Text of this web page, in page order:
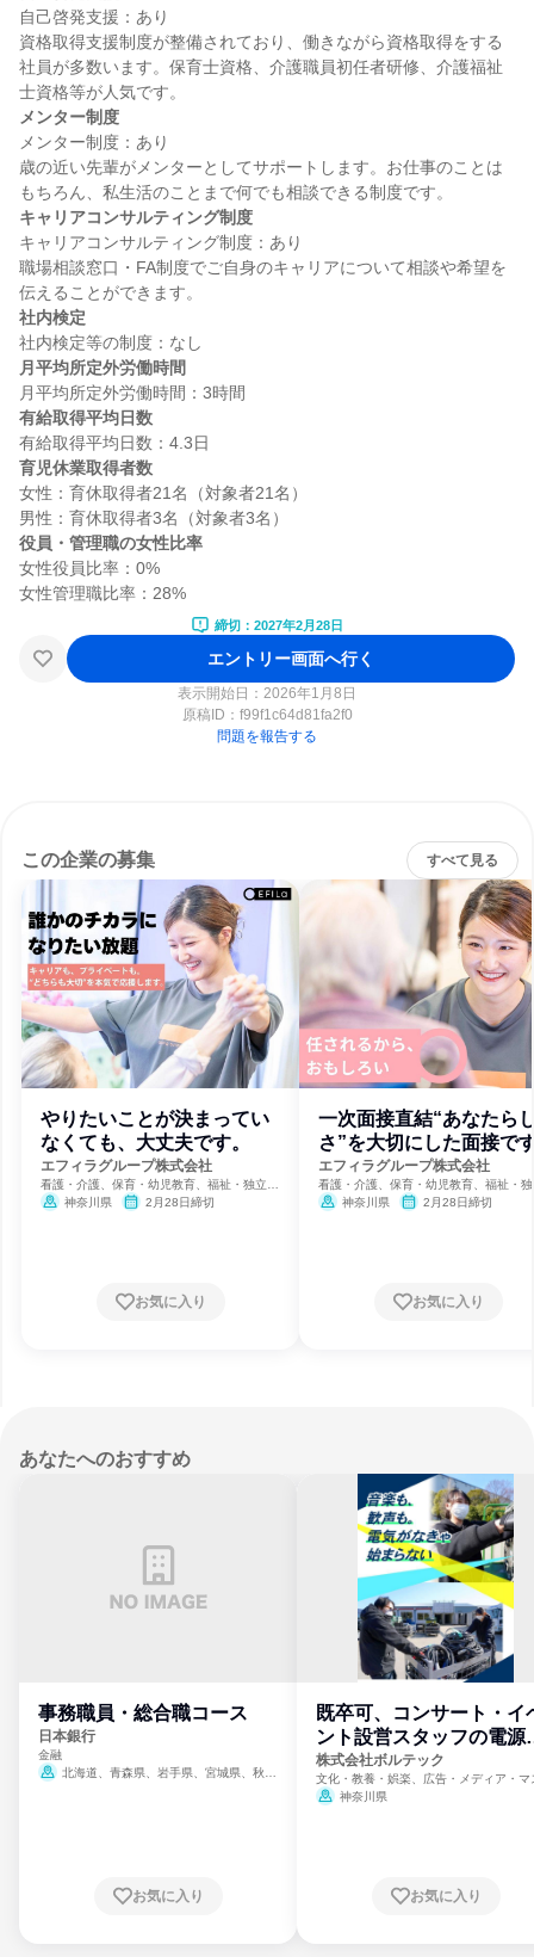
自己啓発支援：あり
資格取得支援制度が整備されており、働きながら資格取得をする
社員が多数います。保育士資格、介護職員初任者研修、介護福祉
メンター制度
メンター制度：あり
歳の近い先輩がメンターとしてサポートします。お仕事のことは
キャリアコンサルティング制度
キャリアコンサルティング制度：あり
職場相談窓口・FA制度でご自身のキャリアについて相談や希望を
社内検定
月平均所定外労働時間
有給取得平均日数
育児休業取得者数
女性：育休取得者21名（対象者21名）
役員・管理職の女性比率
女性役員比率：0%
締切：2027年2月28日
エントリー画面へ行く
表示開始日：2026年1月8日
原稿ID： f99f1c64d81fa2f0
問題を報告する
この企業の募集 すべて見る
やりたいことが決まってい
なくても、大丈夫です。
エフィラグループ株式会社
看護・介護、保育・幼児教育、福祉・独立行
政法人・NGO・NPO
神奈川県 2月28日締切
お気に入り
一次面接直結“あなたら
さ”を大切にした面接で
エフィラグループ株式会社
看護・介護、保育・幼児教育、福祉・
政法人・NGO・NPO
神奈川県 2月28日締切
お気に入り
あなたへのおすすめ
事務職員・総合職コース
日本銀行
金融
北海道、青森県、岩手県、宮城県、秋田
崎県、熊本県、大分県、宮崎県、鹿児島県、
お気に入り
既卒可、コンサート・イ
ント設営スタッフの電源
門
株式会社ボルテック
文化・教養・娯楽、広告・メディア・マ
ミ、電力・ガス・水道・エネルギー
神奈川県
お気に入り